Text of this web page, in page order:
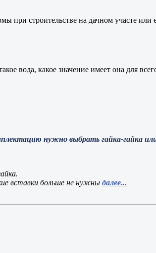
при строительстве на дачном участе
вода, какое значение имеет она для
нужно выбрать гайка-гайка
вставки больше не нужны далее...